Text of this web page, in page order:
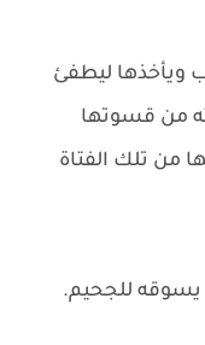
ويأخذها ليطفئ
من قسوتها
من تلك الفتاة
يسوقه للجحيم.